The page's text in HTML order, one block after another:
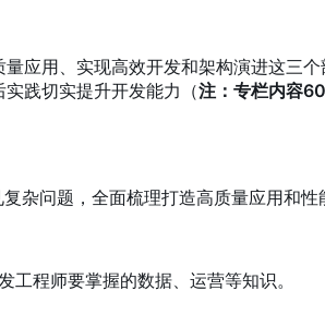
量应用、实现高效开发和架构演进这三个
践切实提升开发能力 （注 ： 专栏内容
杂问题 ， 全面梳理打造高质量应用和性
工程师要掌握的数据、运营等知识。